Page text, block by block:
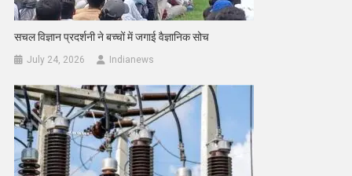
सचल विज्ञान प्रदर्शनी ने बच्चों में जगाई वैज्ञानिक सोच
July 24, 2026 Indianews